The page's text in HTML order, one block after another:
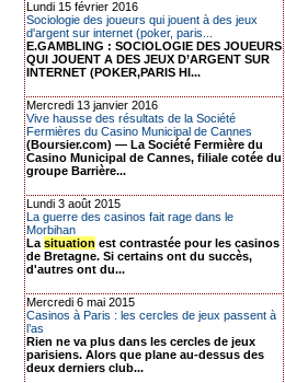
Lundi 15 février 2016
Sociologie des joueurs qui jouent à des jeux
d'argent sur internet (poker, paris...
E.GAMBLING : SOCIOLOGIE DES JOUEURS
QUI JOUENT A DES JEUX D’ARGENT SUR
INTERNET (POKER,PARIS HI...
Mercredi 13 janvier 2016
Vive hausse des résultats de la Société
Fermières du Casino Municipal de Cannes
(Boursier.com) — La Société Fermière du
Casino Municipal de Cannes, filiale cotée du
groupe Barrière...
Lundi 3 août 2015
La guerre des casinos fait rage dans le
Morbihan
La situation est contrastée pour les casinos
de Bretagne. Si certains ont du succès,
d'autres ont du...
Mercredi 6 mai 2015
Casinos à Paris : les cercles de jeux passent à
l’as
Rien ne va plus dans les cercles de jeux
parisiens. Alors que plane au-dessus des
deux derniers club...